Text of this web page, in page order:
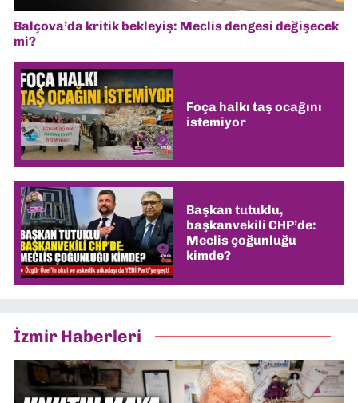
Balçova’da kritik bekleyiş: Meclis dengesi değişecek
mi?
Foça halkı taş ocağını
istemiyor
Başkan tutuklu,
başkanvekili CHP’de:
Meclis çoğunluğu
kimde?
İzmir Haberleri